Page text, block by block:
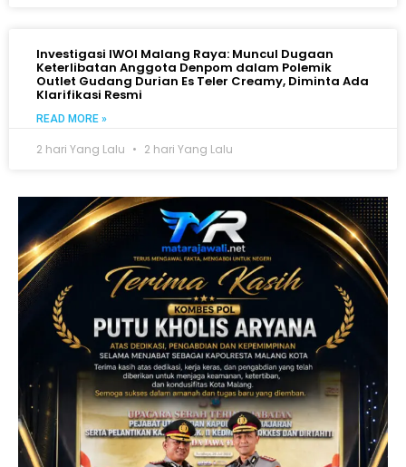
Investigasi IWOI Malang Raya: Muncul Dugaan
Keterlibatan Anggota Denpom dalam Polemik
Outlet Gudang Durian Es Teler Creamy, Diminta Ada
Klarifikasi Resmi
READ MORE »
2 hari Yang Lalu 2 hari Yang Lalu